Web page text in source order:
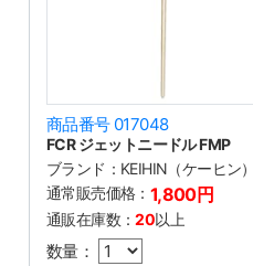
商品番号 017048
FCR ジェットニードル FMP
ブランド： KEIHIN（ケーヒン）
通常販売価格： 1,800円
通販在庫数：20以上
数量：